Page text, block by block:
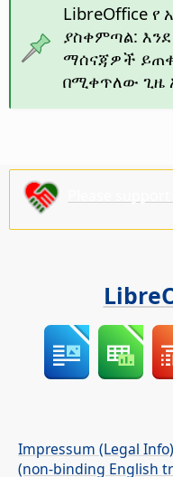
LibreOffice
ያስቀምጣል:
ማሰናጃዎች
በሚቀጥለው ጊዜ
Impressum (Legal Info)
(non-binding English